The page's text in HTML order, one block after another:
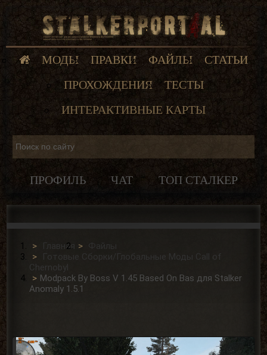
МОДЫ ПРАВКИ ФАЙЛЫ
СТАТЬИ
ПРОХОЖДЕНИЯ
ТЕСТЫ
ИНТЕРАКТИВНЫЕ КАРТЫ
ПРОФИЛЬ ЧАТ ТОП СТАЛКЕР
Главная
Файлы
Готовые Сборки/Глобальные Моды Сall of
Сhernobyl
Modpack By Boss V 1.45 Based On Bas для Stalker
Anomaly 1.5.1